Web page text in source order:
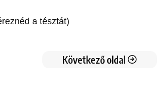
a tésztát)
Következő oldal